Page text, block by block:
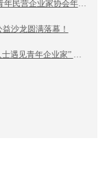
【年度盛典】“心力带领·商业向善”2024唐山市青年民营企业家协会年会盛大召开
沙龙圆满落幕！